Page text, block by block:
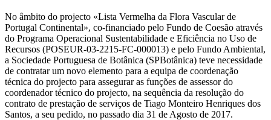
No âmbito do projecto «Lista Vermelha da Flora Vascular de
Portugal Continental», co-financiado pelo Fundo de Coesão através
do Programa Operacional Sustentabilidade e Eficiência no Uso de
Recursos (POSEUR-03-2215-FC-000013) e pelo Fundo Ambiental,
a Sociedade Portuguesa de Botânica (SPBotânica) teve necessidade
de contratar um novo elemento para a equipa de coordenação
técnica do projecto para assegurar as funções de assessor do
coordenador técnico do projecto, na sequência da resolução do
contrato de prestação de serviços de Tiago Monteiro Henriques dos
Santos, a seu pedido, no passado dia 31 de Agosto de 2017.